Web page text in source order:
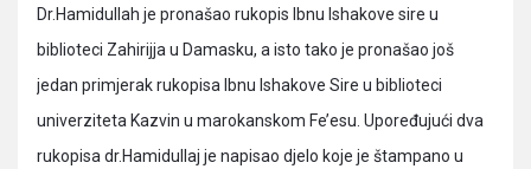
Dr.Hamidullah je pronašao rukopis Ibnu Ishakove sire u
biblioteci Zahirijja u Damasku, a isto tako je pronašao još
jedan primjerak rukopisa Ibnu Ishakove Sire u biblioteci
univerziteta Kazvin u marokanskom Fe’esu. Upoređujući dva
rukopisa dr.Hamidullaj je napisao djelo koje je štampano u